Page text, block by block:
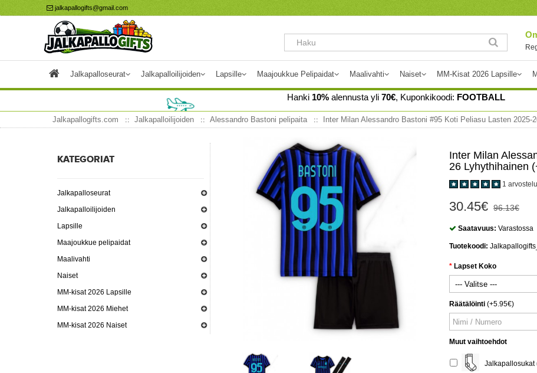
jalkapallogifts@gmail.com
Jalkapalloseurat Jalkapalloilijoiden Lapsille Maajoukkue Pelipaidat Maalivahti Naiset MM-Kisat 2026 Lapsille
Hanki 10% alennusta yli 70€, Kuponkikoodi: FOOTBALL
Jalkapallogifts.com Jalkapalloilijoiden Alessandro Bastoni pelipaita Inter Milan Alessandro Bastoni #95 Koti Peliasu Lasten
KATEGORIAT
Jalkapalloseurat
Jalkapalloilijoiden
Lapsille
Maajoukkue pelipaidat
Maalivahti
Naiset
MM-kisat 2026 Lapsille
MM-kisat 2026 Miehet
MM-kisat 2026 Naiset
Inter Milan
26 Lyhythihainen
1
30.45€ 96.13€
Saatavuus: Varastossa
Tuotekoodi:
Lapset Koko
Räätälöinti (+5.95€)
Muut vaihtoehdot
Jalkapallosukat